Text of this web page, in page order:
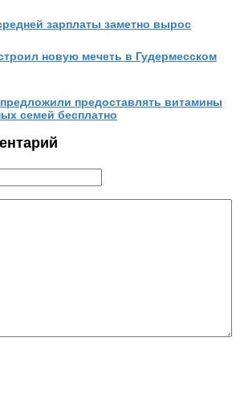
зарплаты заметно вырос
новую мечеть в Гудермесском
предоставлять витамины
семей бесплатно